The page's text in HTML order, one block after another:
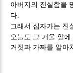
아버지의 진실함을
다.
그래서 십자가는 진
오늘도 그 거울 앞
거짓과 가짜를 알아